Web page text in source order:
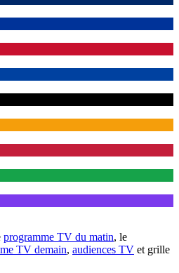
programme TV du matin, le
TV demain, audiences TV et grille